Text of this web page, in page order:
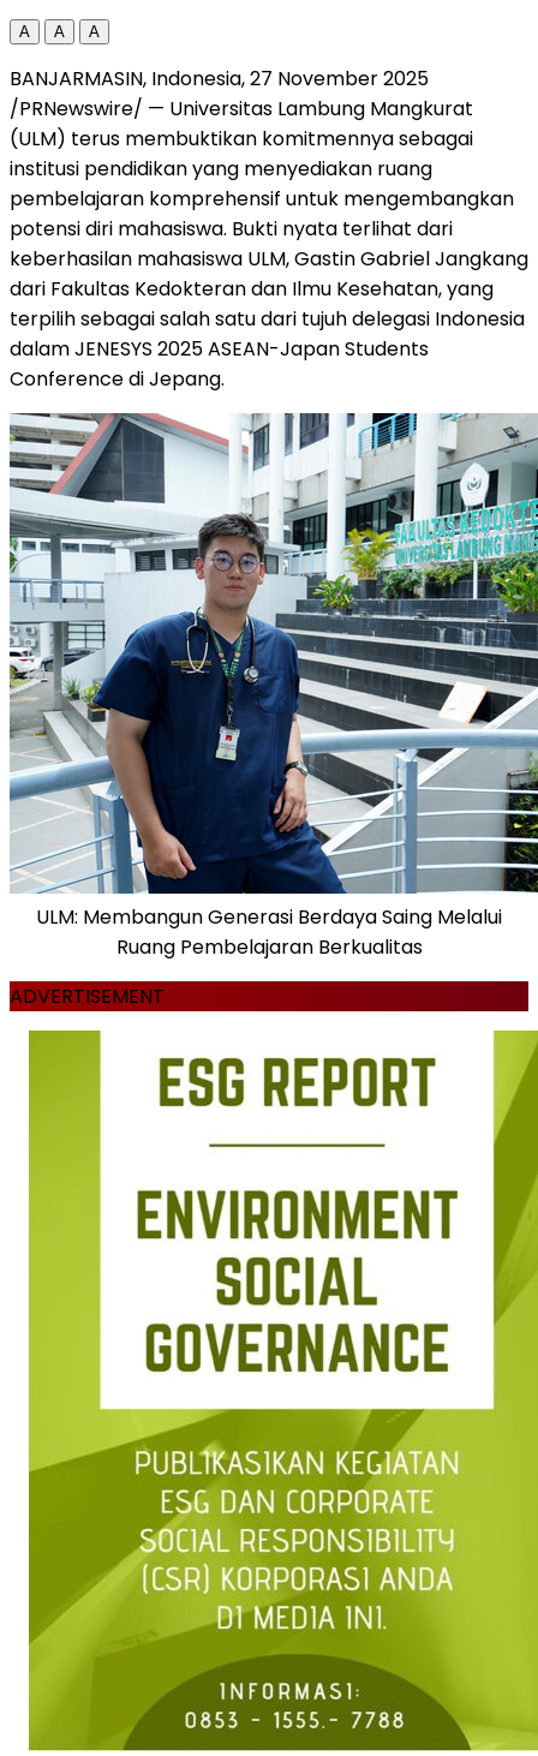
A A A
BANJARMASIN, Indonesia,27 November 2025
/PRNewswire/ — Universitas Lambung Mangkurat
(ULM) terus membuktikan komitmennya sebagai
institusi pendidikan yang menyediakan ruang
pembelajaran komprehensif untuk mengembangkan
potensi diri mahasiswa. Bukti nyata terlihat dari
keberhasilan mahasiswa ULM, Gastin Gabriel Jangkang
dari Fakultas Kedokteran dan Ilmu Kesehatan, yang
terpilih sebagai salah satu dari tujuh delegasi Indonesia
dalam JENESYS 2025 ASEAN-Japan Students
Conference di Jepang.
ULM: Membangun Generasi Berdaya Saing Melalui
Ruang Pembelajaran Berkualitas
ADVERTISEMENT